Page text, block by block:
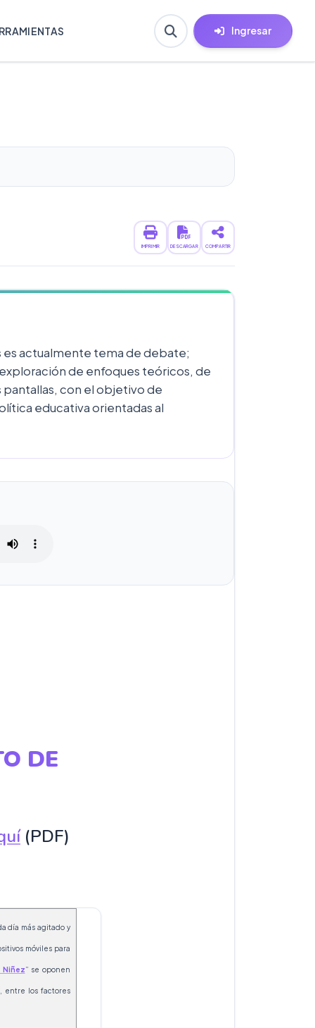
Ingresar
IMPRIMIR DESCARGAR COMPARTIR
es actualmente tema de debate;
de enfoques teóricos, de
pantallas, con el objetivo de
educativa orientadas al
DE
(PDF)
día más agitado y
móviles para
Niñez” se oponen
entre los factores